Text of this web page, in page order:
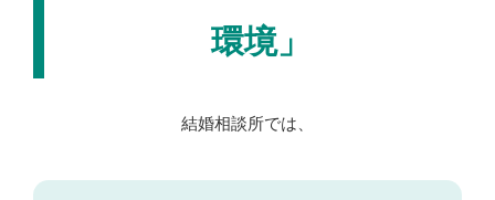
環境」
結婚相談所では、